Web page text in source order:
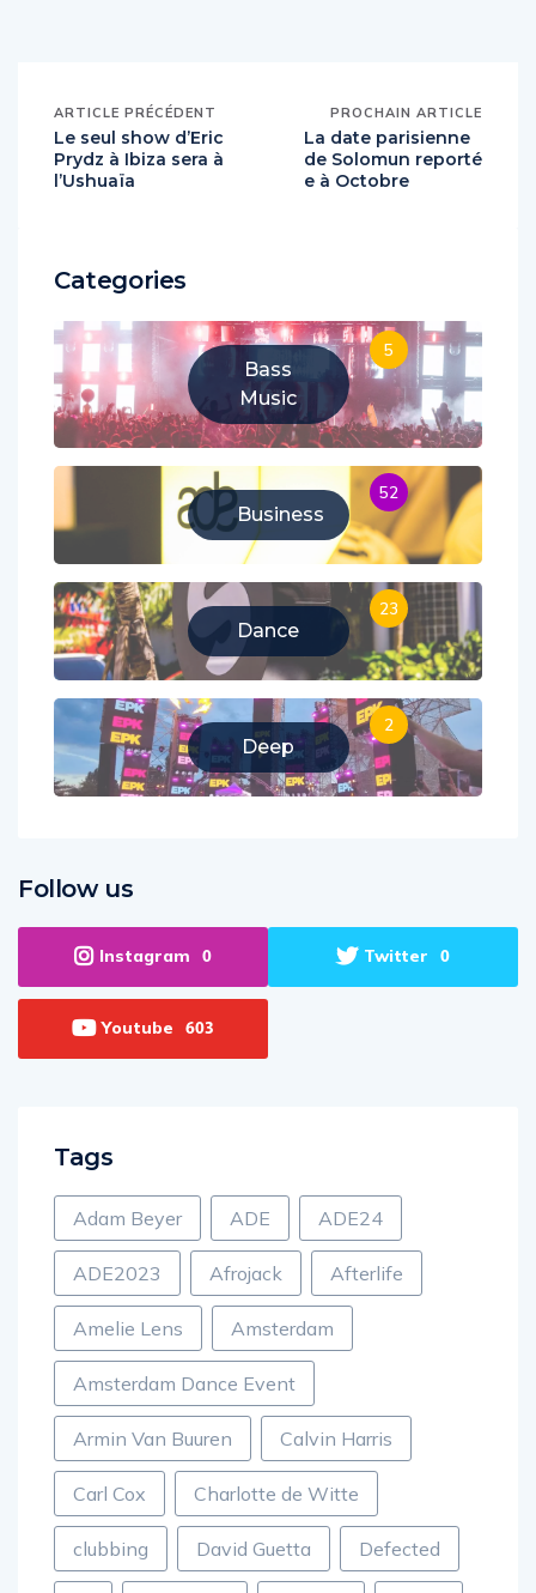
ARTICLE PRÉCÉDENT
Le seul show d’Eric
Prydz à Ibiza sera à
PROCHAIN ARTICLE
La date parisienne
de Solomun reporté
Bass
Music
5
Business
52
Dance
23
Deep
2
0 0
603
Adam Beyer ADE ADE24
ADE2023 Afrojack Afterlife
Amelie Lens Amsterdam
Amsterdam Dance Event
Armin Van Buuren Calvin Harris
Carl Cox Charlotte de Witte
clubbing David Guetta Defected